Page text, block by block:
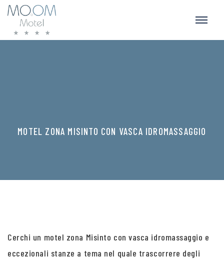
MOTEL ZONA MISINTO CON VASCA IDROMASSAGGIO
Cerchi un motel zona Misinto con vasca idromassaggio e
eccezionali stanze a tema nel quale trascorrere degli